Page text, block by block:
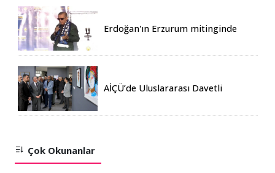
Erdoğan'ın Erzurum mitinginde
AİÇÜ’de Uluslararası Davetli
Çok Okunanlar